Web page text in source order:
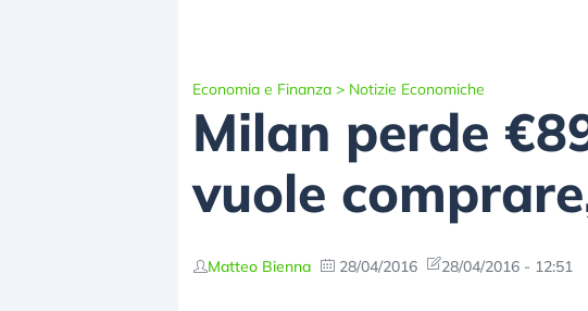
Economia e Finanza > Notizie Economiche
Milan perde
vuole
Matteo Bienna 28/04/2016 28/04/2016 - 12:51